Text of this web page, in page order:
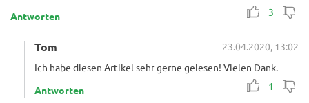
3
Antworten
Tom
23.04.2020, 13:02
Ich habe diesen Artikel sehr gerne gelesen! Vielen Dank.
1
Antworten